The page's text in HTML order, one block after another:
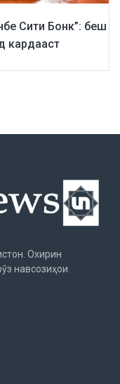
Сити Бонк”: беш
кардааст
Охирин
навсозиҳои